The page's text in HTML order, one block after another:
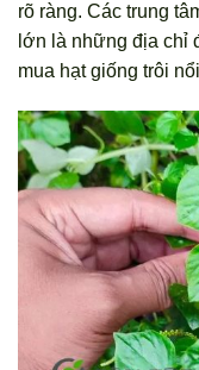
rõ ràng. Các trung
lớn là những địa chỉ
mua hạt giống trôi